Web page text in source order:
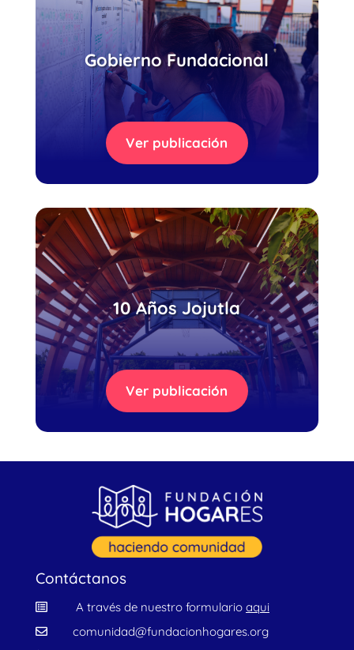
Gobierno Fundacional
Ver publicación
10 Años Jojutla
Ver publicación
Contáctanos
 A través de nuestro formulario aqui

comunidad@fundacionhogares.org